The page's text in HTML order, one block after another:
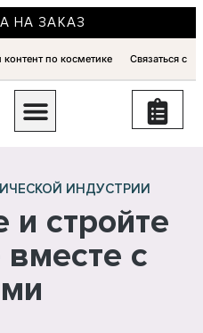
НА ЗАКАЗ
по косметике Связаться с
ИНДУСТРИИ
и стройте
вместе с